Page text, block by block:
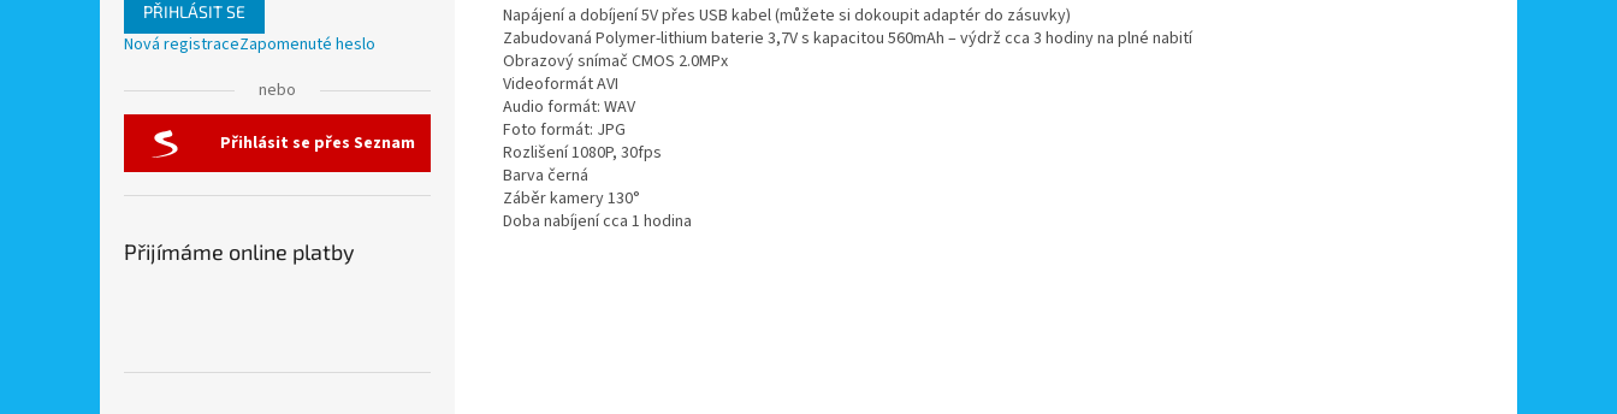
PŘIHLÁSIT SE
Nová registraceZapomenuté heslo
nebo
Přihlásit se přes Seznam
Přijímáme online platby
Napájení a dobíjení 5V přes USB kabel (můžete si dokoupit adaptér do zásuvky)
Zabudovaná Polymer-lithium baterie 3,7V s kapacitou 560mAh – výdrž cca 3 hodiny na plné nabití
Obrazový snímač CMOS 2.0MPx
Videoformát AVI
Audio formát: WAV
Foto formát: JPG
Rozlišení 1080P, 30fps
Barva černá
Záběr kamery 130°
Doba nabíjení cca 1 hodina